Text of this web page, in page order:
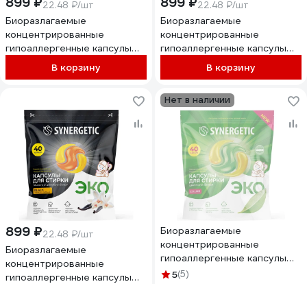
22.48 ₽/шт
Биоразлагаемые
концентрированные
гипоаллергенные капсулы
для стирки SYNERGETIC ALL
IN ONE Магическая орхидея,
В корзину
22.48 ₽/шт
Биоразлагаемые
концентрированные
гипоаллергенные капсулы
для стирки SYNERGETIC
WHITE Цветущая сакура, 40
В корзину
899 ₽22.48 ₽/шт
Биоразлагаемые
концентрированные
гипоаллергенные капсулы
Нет в наличии
Биоразлагаемые
концентрированные
гипоаллергенные капсулы
для стирки SYNERGETIC
5(5)